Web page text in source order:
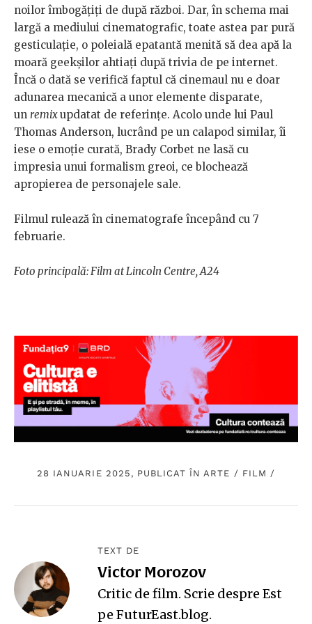
noilor îmbogățiți de după război. Dar, în schema mai
largă a mediului cinematografic, toate astea par pură
gesticulație, o poleială epatantă menită să dea apă la
moară geekșilor ahtiați după trivia de pe internet.
Încă o dată se verifică faptul că cinemaul nu e doar
adunarea mecanică a unor elemente disparate,
un remixupdatat de referințe. Acolo unde lui Paul
Thomas Anderson, lucrând pe un calapod similar, îi
iese o emoție curată, Brady Corbet ne lasă cu
impresia unui formalism greoi, ce blochează
apropierea de personajele sale.
Filmul rulează în cinematografe începând cu 7
februarie.
Foto principală: Film at Lincoln Centre, A24
28 IANUARIE 2025, PUBLICAT ÎN ARTE / FILM /
TEXT DE
Victor Morozov
Critic de film. Scrie despre Est
pe FuturEast.blog.